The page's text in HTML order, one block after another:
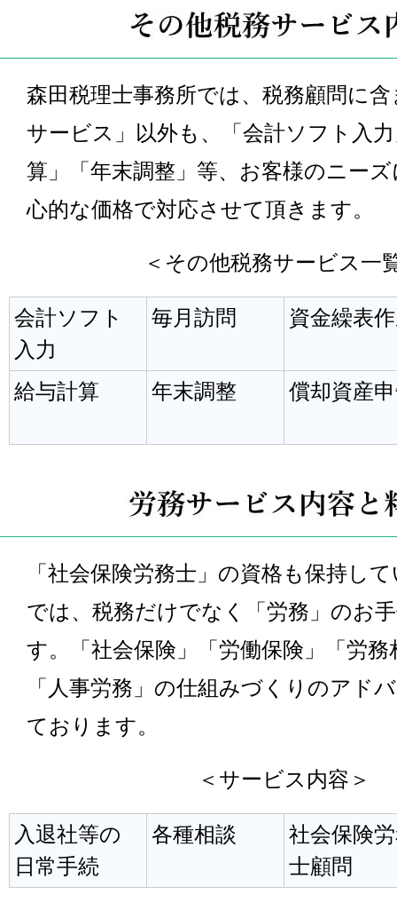
森田税理士事務所では、税務顧問に
サービス」以外も、「会計ソフト入
算」「年末調整」等、お客様のニー
心的な価格で対応させて頂きます。
＜その他税務サービス一
会計ソフト
入力
毎月訪問 資金繰表
給与計算 年末調整 償却資産
「社会保険労務士」の資格も保持し
では、税務だけでなく「労務」のお
す。「社会保険」「労働保険」「労
「人事労務」の仕組みづくりのアド
ております。
＜サービス内容＞
入退社等の
日常手続
各種相談
社会保険
士顧問